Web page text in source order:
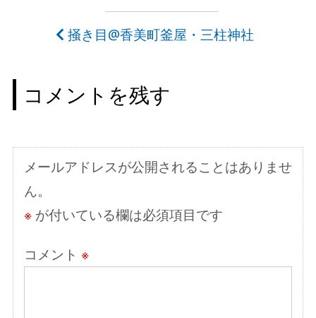
ゲ
ー
ョ
ン
掻き目@香美町釜屋・三柱神社
コメントを残す
メールアドレスが公開されることはありませ
ん。
※が付いている欄は必須項目です
コメント ※